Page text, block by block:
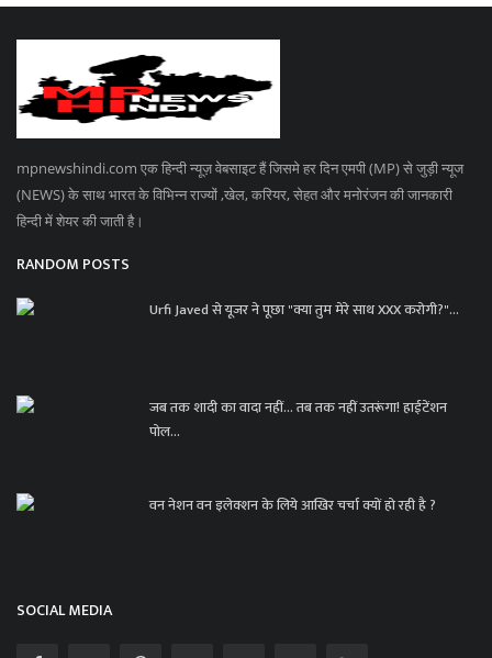
mpnewshindi.com एक हिन्दी न्यूज़ वेबसाइट हैं जिसमे हर दिन एमपी (MP) से जुड़ी न्यूज
(NEWS) के साथ भारत के विभिन्न राज्यों ,खेल, करियर, सेहत और मनोरंजन की जानकारी
हिन्दी में शेयर की जाती है।
RANDOM POSTS
Urfi Javed से यूजर ने पूछा "क्या तुम मेरे साथ XXX करोगी?"...
जब तक शादी का वादा नहीं… तब तक नहीं उतरूंगा! हाईटेंशन
पोल...
वन नेशन वन इलेक्शन के लिये आखिर चर्चा क्यों हो रही है ?
SOCIAL MEDIA